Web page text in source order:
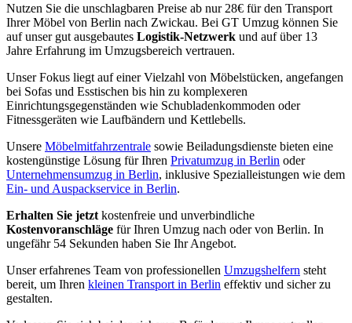
Nutzen Sie die unschlagbaren Preise ab nur 28€ für den Transport
Ihrer Möbel von Berlin nach Zwickau. Bei GT Umzug können Sie
auf unser gut ausgebautes Logistik-Netzwerk und auf über 13
Jahre Erfahrung im Umzugsbereich vertrauen.
Unser Fokus liegt auf einer Vielzahl von Möbelstücken, angefangen
bei Sofas und Esstischen bis hin zu komplexeren
Einrichtungsgegenständen wie Schubladenkommoden oder
Fitnessgeräten wie Laufbändern und Kettlebells.
Unsere Möbelmitfahrzentrale sowie Beiladungsdienste bieten eine
kostengünstige Lösung für Ihren Privatumzug in Berlin oder
Unternehmensumzug in Berlin, inklusive Spezialleistungen wie dem
Ein- und Auspackservice in Berlin.
Erhalten Sie jetzt kostenfreie und unverbindliche
Kostenvoranschläge für Ihren Umzug nach oder von Berlin. In
ungefähr 54 Sekunden haben Sie Ihr Angebot.
Unser erfahrenes Team von professionellen Umzugshelfern steht
bereit, um Ihren kleinen Transport in Berlin effektiv und sicher zu
gestalten.